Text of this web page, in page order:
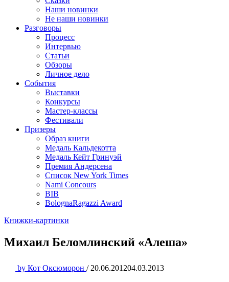
Наши новинки
Не наши новинки
Разговоры
Процесс
Интервью
Статьи
Обзоры
Личное дело
События
Выставки
Конкурсы
Мастер-классы
Фестивали
Призеры
Образ книги
Медаль Кальдекотта
Медаль Кейт Гринуэй
Премия Андерсена
Список New York Times
Nami Concours
BIB
BolognaRagazzi Award
Книжки-картинки
Михаил Беломлинский «Алеша»
by Кот Оксюморон / 20.06.201204.03.2013